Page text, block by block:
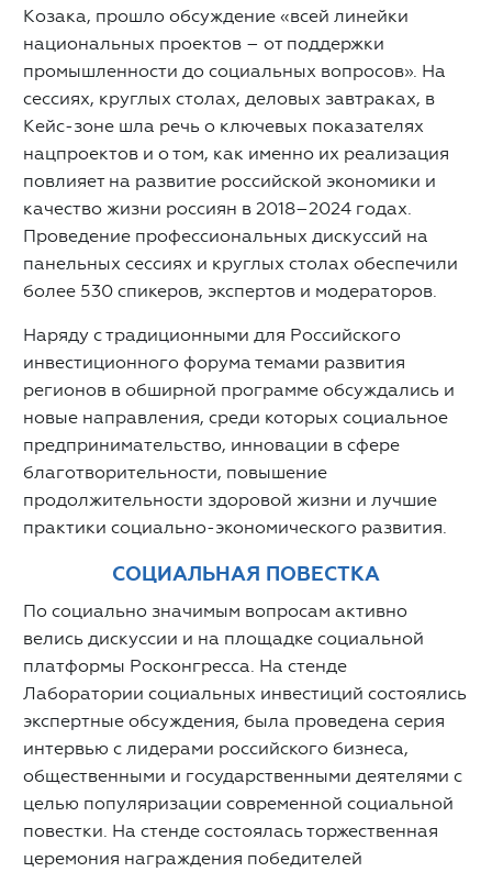
Козака, прошло обсуждение «всей линейки
национальных проектов – от поддержки
промышленности до социальных вопросов». На
сессиях, круглых столах, деловых завтраках, в
Кейс-зоне шла речь о ключевых показателях
нацпроектов и о том, как именно их реализация
повлияет на развитие российской экономики и
качество жизни россиян в 2018–2024 годах.
Проведение профессиональных дискуссий на
панельных сессиях и круглых столах обеспечили
более 530 спикеров, экспертов и модераторов.
Наряду с традиционными для Российского
инвестиционного форума темами развития
регионов в обширной программе обсуждались и
новые направления, среди которых социальное
предпринимательство, инновации в сфере
благотворительности, повышение
продолжительности здоровой жизни и лучшие
практики социально-экономического развития.
СОЦИАЛЬНАЯ ПОВЕСТКА
По социально значимым вопросам активно
велись дискуссии и на площадке социальной
платформы Росконгресса. На стенде
Лаборатории социальных инвестиций состоялись
экспертные обсуждения, была проведена серия
интервью с лидерами российского бизнеса,
общественными и государственными деятелями с
целью популяризации современной социальной
повестки. На стенде состоялась торжественная
церемония награждения победителей